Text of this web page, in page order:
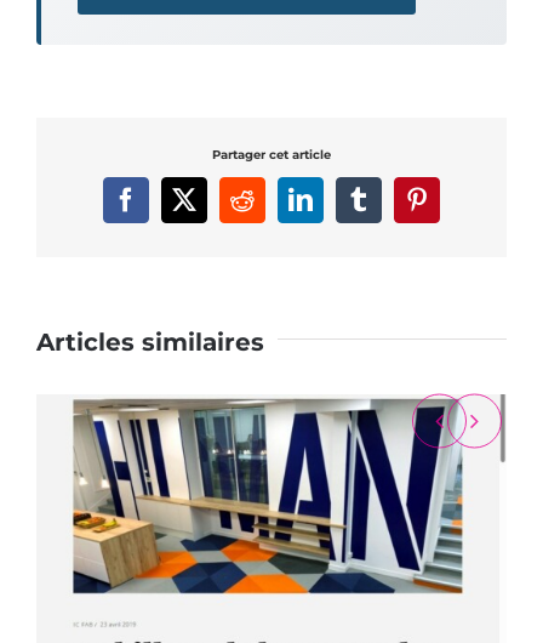
Partager cet article
Facebook
X RedditLinkedInTumblrPinterest
Articles similaires